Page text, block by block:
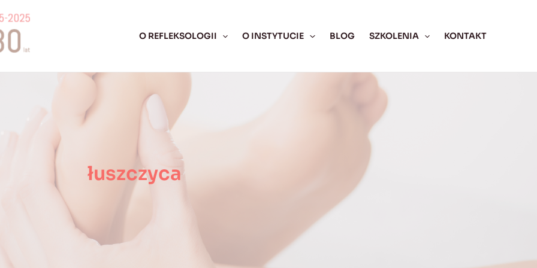
O REFLEKSOLOGII O INSTYTUCIE BLOG SZKOLENIA KONTAKT
łuszczyca